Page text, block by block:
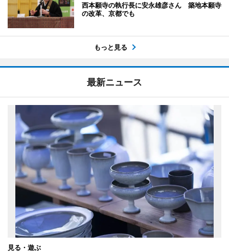
西本願寺の執行長に安永雄彦さん 築地本願寺
の改革、京都でも
もっと見る
最新ニュース
見る・遊ぶ